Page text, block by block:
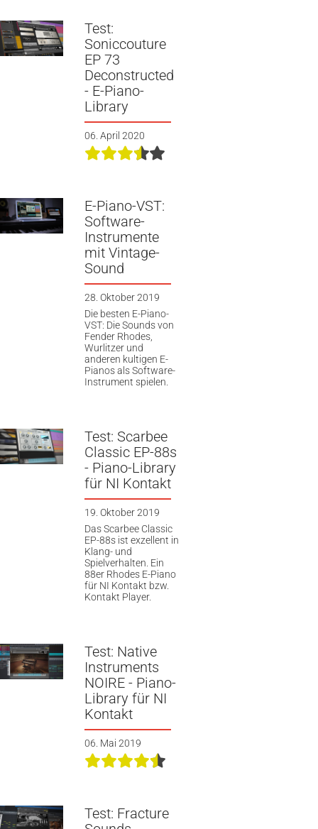
Test:
Soniccouture
EP 73
Deconstructed
- E-Piano-
Library
06. April 2020
E-Piano-VST:
Software-
Instrumente
mit Vintage-
Sound
28. Oktober 2019
Die besten E-Piano-
VST: Die Sounds von
Fender Rhodes,
Wurlitzer und
anderen kultigen E-
Pianos als Software-
Instrument spielen.
Test: Scarbee
Classic EP-88s
- Piano-Library
für NI Kontakt
19. Oktober 2019
Das Scarbee Classic
EP-88s ist exzellent in
Klang- und
Spielverhalten. Ein
88er Rhodes E-Piano
für NI Kontakt bzw.
Kontakt Player.
Test: Native
Instruments
NOIRE - Piano-
Library für NI
Kontakt
06. Mai 2019
Test: Fracture